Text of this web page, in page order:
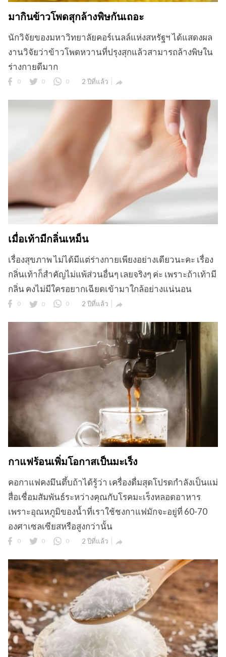
มากินข้าวโพดสุกล้างพิษกันเถอะ
นักวิจัยของมหาวิทยาลัยคอร์เนลล์แห่งสหรัฐฯ ได้แสดงผล
งานวิจัยว่าข้าวโพดหวานที่ปรุงสุกแล้วสามารถล้างพิษใน
ร่างกายดีมาก
0 0 0 2 ปีที่แล้ว 
เมื่อเท้ามีกลิ่นเหม็น
เรื่องสุขภาพ ไม่ได้มีแต่ร่างกายเพียงอย่างเดียวนะคะ เรื่อง
กลิ่นเท้าก็สำคัญไม่แพ้ส่วนอื่นๆ เลยจริงๆ ค่ะ เพราะถ้าเท้ามี
กลิ่น คงไม่มีใครอยากเฉียดเข้ามาใกล้อย่างแน่นอน
0 0 0 2 ปีที่แล้ว 
กาแฟร้อนเพิ่มโอกาสเป็นมะเร็ง
คอกาแฟคงมึนตึ้บถ้าได้รู้ว่า เครื่องดื่มสุดโปรดกำลังเป็นแม่
สื่อเชื่อมสัมพันธ์ระหว่างคุณกับโรคมะเร็งหลอดอาหาร
เพราะอุณหภูมิของน้ำที่เราใช้ชงกาแฟมักจะอยู่ที่ 60-70
องศาเซลเซียสหรือสูงกว่านั้น
0 0 0 2 ปีที่แล้ว 